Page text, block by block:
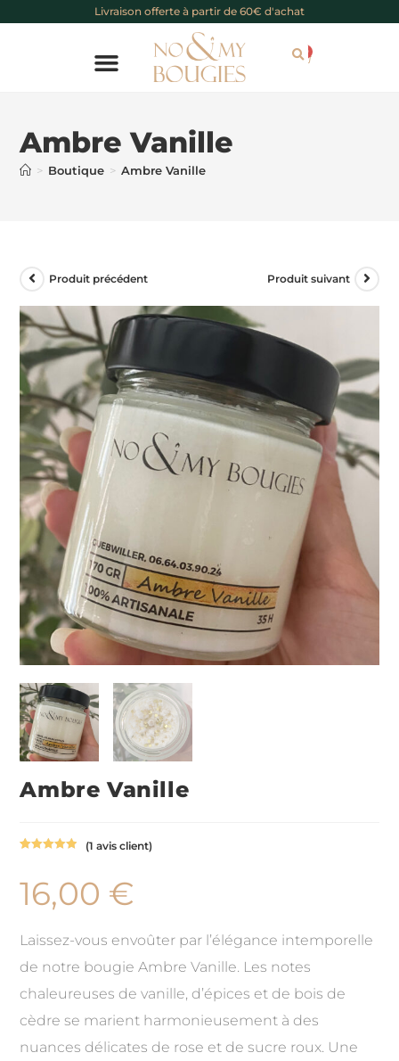
Livraison offerte à partir de 60€ d'achat
0
Ambre Vanille
> Boutique > Ambre Vanille
Produit précédent Produit suivant
Ambre Vanille
basé sur
notation
(1 avis client)
16,00 €
Laissez-vous envoûter par l’élégance intemporelle
de notre bougie Ambre Vanille. Les notes
chaleureuses de vanille, d’épices et de bois de
cèdre se marient harmonieusement à des
nuances délicates de rose et de sucre roux. Une